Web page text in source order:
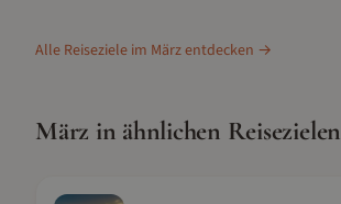
Alle Reiseziele im Märzentdecken →
März in ähnlichen Reisezielen